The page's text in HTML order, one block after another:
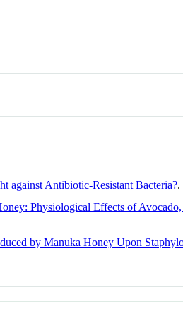
against Antibiotic-Resistant Bacteria?
Physiological Effects of
by Manuka Honey Upon